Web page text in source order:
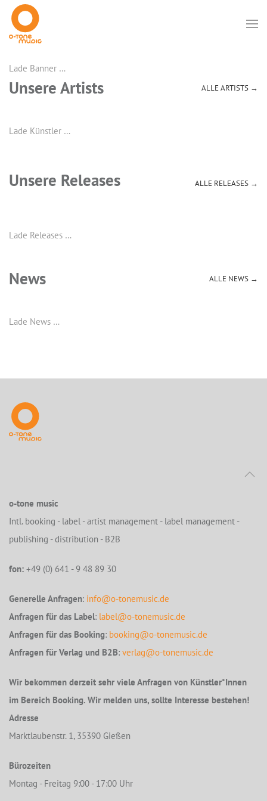
Lade Banner …
Unsere Artists ALLE ARTISTS →
Lade Künstler …
Unsere Releases ALLE RELEASES →
Lade Releases …
News ALLE NEWS →
Lade News …
o-tone music
Intl. booking - label - artist management - label management -
publishing - distribution - B2B
fon: +49 (0) 641 - 9 48 89 30
Generelle Anfragen: info@o-tonemusic.de
Anfragen für das Label: label@o-tonemusic.de
Anfragen für das Booking: booking@o-tonemusic.de
Anfragen für Verlag und B2B: verlag@o-tonemusic.de
Wir bekommen derzeit sehr viele Anfragen von Künstler*Innen
im Bereich Booking. Wir melden uns, sollte Interesse bestehen!
Adresse
Marktlaubenstr. 1, 35390 Gießen
Bürozeiten
Montag - Freitag 9:00 - 17:00 Uhr